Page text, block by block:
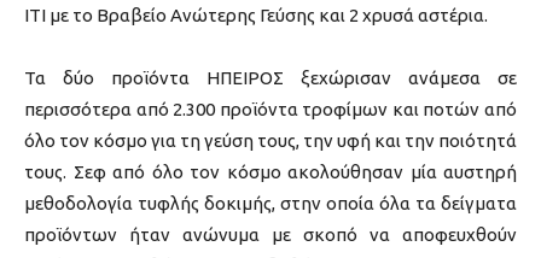
ITI με το Βραβείο Ανώτερης Γεύσης και 2 χρυσά αστέρια.
Τα δύο προϊόντα ΗΠΕΙΡΟΣ ξεχώρισαν ανάμεσα σε
περισσότερα από 2.300 προϊόντα τροφίμων και ποτών από
όλο τον κόσμο για τη γεύση τους, την υφή και την ποιότητά
τους. Σεφ από όλο τον κόσμο ακολούθησαν μία αυστηρή
μεθοδολογία τυφλής δοκιμής, στην οποία όλα τα δείγματα
προϊόντων ήταν ανώνυμα με σκοπό να αποφευχθούν